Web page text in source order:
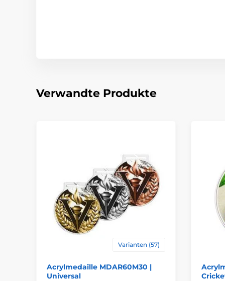
Verwandte Produkte
Varianten (57)
Acrylmedaille MDAR60M30 |
Universal